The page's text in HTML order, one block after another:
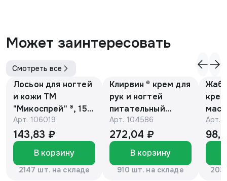
Может заинтересовать
Смотреть все
Лосьон для ногтей
и кожи ТМ
"Микоспрей" ®, 15
мл
Арт. 106019
143,83 ₽
В корзину
2147 шт. на складе
Клирвин ® крем для
рук и ногтей
питательный
против
гиперпигментации
для осветления
кожи 75 г
Арт. 104586
272,04 ₽
В корзину
910 шт. на складе
Арт.